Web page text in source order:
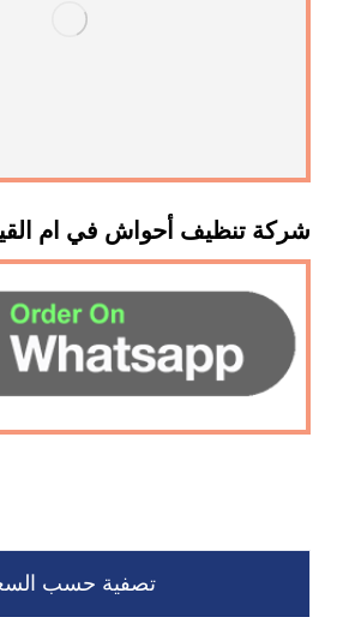
شركة تنظيف أحواش في ام القيوين
تصفية حسب